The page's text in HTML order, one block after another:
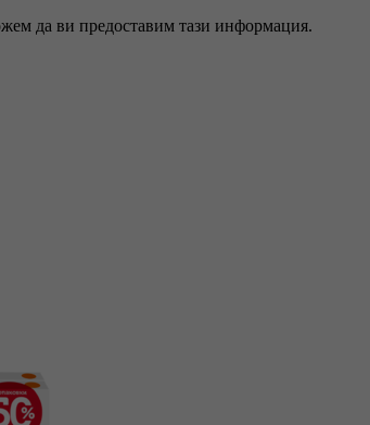
да ви предоставим тази информация.